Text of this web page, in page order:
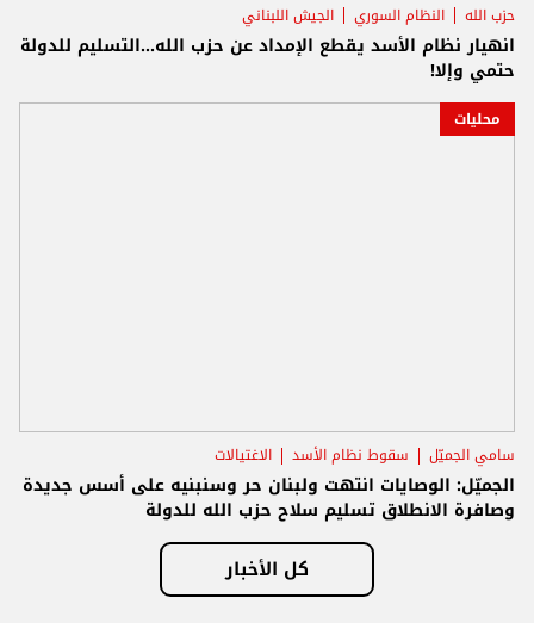
حزب الله النظام السوري الجيش اللبناني
انهيار نظام الأسد يقطع الإمداد عن حزب الله...التسليم للدولة
حتمي وإلا!
محليات
سامي الجميّل سقوط نظام الأسد الاغتيالات
الجميّل: الوصايات انتهت ولبنان حر وسنبنيه على أسس جديدة
وصافرة الانطلاق تسليم سلاح حزب الله للدولة
كل الأخبار